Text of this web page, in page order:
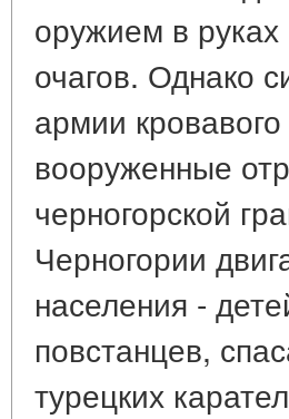
оружием в
очагов. Однако
армии
вооруженные
черногорской
Черногории
населения -
повстанцев,
турецких